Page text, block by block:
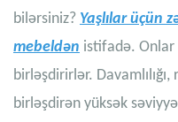
bilərsiniz? Yaşlılar üçün
mebeldən istifadə. Onlar
birləşdirirlər.
birləşdirən yüksək